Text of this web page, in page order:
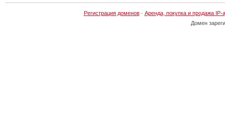
Регистрация доменов· Аренда, покупка и продажа IP-
Домен